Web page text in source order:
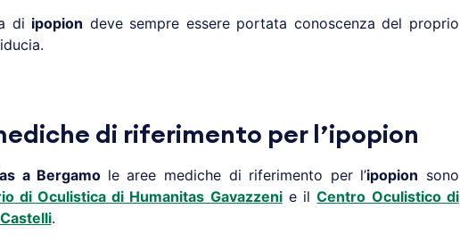
di ipopion deve sempre essere portata conoscenza del proprio
di riferimento per l’ipopion
aBergamo le aree mediche di riferimento per l’ipopion sono
di Oculistica di Humanitas Gavazzenie ilCentro Oculistico di
.